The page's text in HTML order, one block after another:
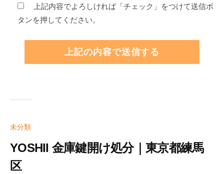
上記内容でよろしければ「チェック」をつけて送信ボ
タンを押してください。
未分類
YOSHII 金庫鍵開け処分｜東京都練馬
区